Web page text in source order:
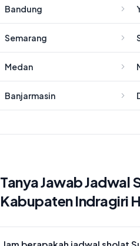
Bandung
Semarang
Medan
Banjarmasin
Tanya Jawab Jadwal
Kabupaten Indragiri
Jam berapakah jadwal sholat